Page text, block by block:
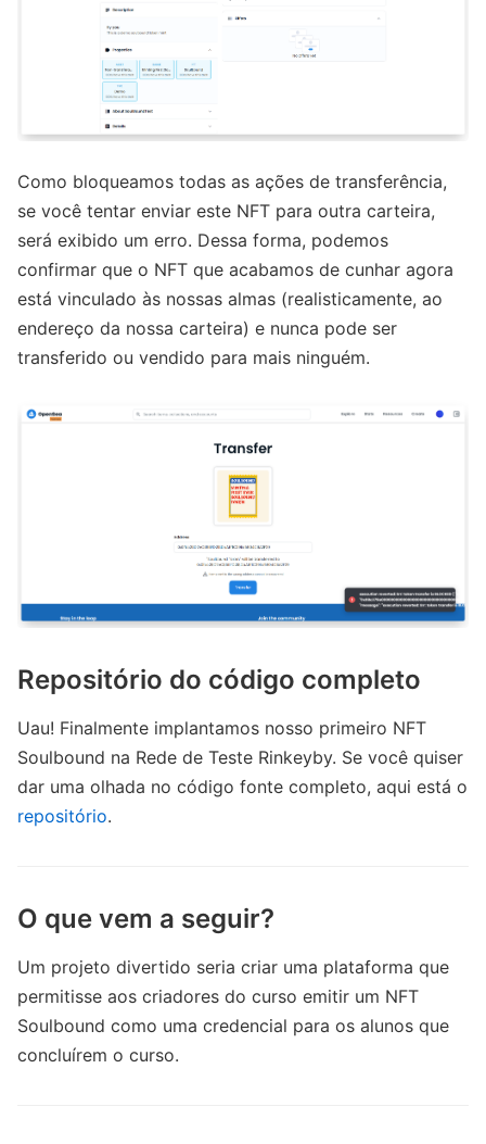
Como bloqueamos todas as ações de transferência,
se você tentar enviar este NFT para outra carteira,
será exibido um erro. Dessa forma, podemos
confirmar que o NFT que acabamos de cunhar agora
está vinculado às nossas almas (realisticamente, ao
endereço da nossa carteira) e nunca pode ser
transferido ou vendido para mais ninguém.
Repositório do código completo
Uau! Finalmente implantamos nosso primeiro NFT
Soulbound na Rede de Teste Rinkeyby. Se você quiser
dar uma olhada no código fonte completo, aqui está o
repositório.
O que vem a seguir?
Um projeto divertido seria criar uma plataforma que
permitisse aos criadores do curso emitir um NFT
Soulbound como uma credencial para os alunos que
concluírem o curso.